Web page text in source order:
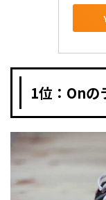
1位：Onの